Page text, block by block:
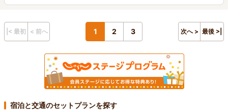
|< 最初 < 前へ 1 2 3 次へ > 最後 >|
宿泊と交通のセットプランを探す